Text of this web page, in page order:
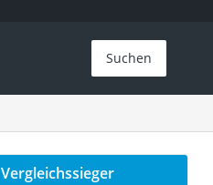
Suchen
Vergleichssieger